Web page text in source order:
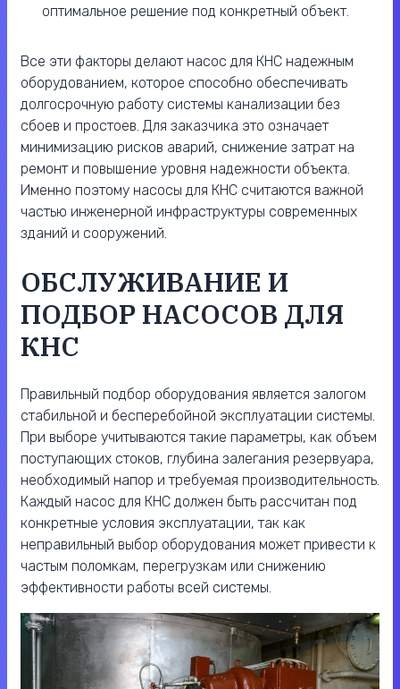
оптимальное решение под конкретный объект.
Все эти факторы делают насос для КНС надежным
оборудованием, которое способно обеспечивать
долгосрочную работу системы канализации без
сбоев и простоев. Для заказчика это означает
минимизацию рисков аварий, снижение затрат на
ремонт и повышение уровня надежности объекта.
Именно поэтому насосы для КНС считаются важной
частью инженерной инфраструктуры современных
зданий и сооружений.
ОБСЛУЖИВАНИЕ И
ПОДБОР НАСОСОВ ДЛЯ
КНС
Правильный подбор оборудования является залогом
стабильной и бесперебойной эксплуатации системы.
При выборе учитываются такие параметры, как объем
поступающих стоков, глубина залегания резервуара,
необходимый напор и требуемая производительность.
Каждый насос для КНС должен быть рассчитан под
конкретные условия эксплуатации, так как
неправильный выбор оборудования может привести к
частым поломкам, перегрузкам или снижению
эффективности работы всей системы.